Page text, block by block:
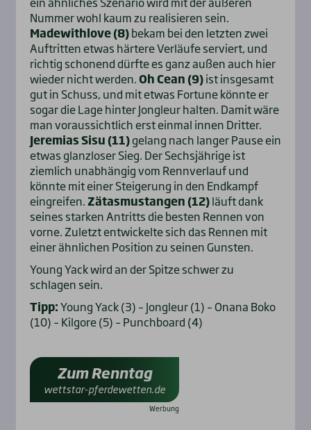
Nummer wohl kaum zu realisieren sein.
Madewithlove (8)bekam bei den letzten zwei
Auftritten etwas härtere Verläufe serviert, und
richtig schonend dürfte es ganz außen auch hier
wieder nicht werden.Oh Cean (9)ist insgesamt
gut in Schuss, und mit etwas Fortune könnte er
sogar die Lage hinter Jongleur halten. Damit wäre
man voraussichtlich erst einmal innen Dritter.
Jeremias Sisu (11)gelang nach langer Pause ein
etwas glanzloser Sieg. Der Sechsjährige ist
ziemlich unabhängig vom Rennverlauf und
könnte mit einer Steigerung in den Endkampf
eingreifen.Zätasmustangen (12)läuft dank
seines starken Antritts die besten Rennen von
vorne. Zuletzt entwickelte sich das Rennen mit
einer ähnlichen Position zu seinen Gunsten.
Young Yack wird an der Spitze schwer zu
schlagen sein.
Tipp:Young Yack (3) – Jongleur (1) – Onana Boko
(10) – Kilgore (5) – Punchboard (4)
Zum Renntag
wettstar-pferdewetten.de